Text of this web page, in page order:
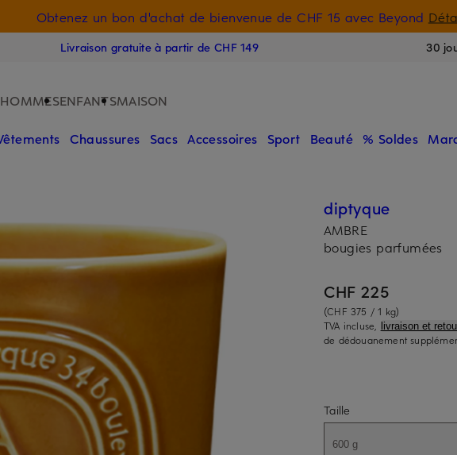
Obtenez un bon d'achat de bienvenue de CHF 15 avec Beyond
Livraison gratuite à partir de CHF 149 30
HOMMESENFANTSMAISON
Chaussures Sacs Accessoires Sport Beauté % Soldes
diptyque
AMBRE
bougies parfumées
CHF 225
(CHF 375 / 1 kg)
TVA incluse,
livraison et
de dédouanement
Taille
600 g